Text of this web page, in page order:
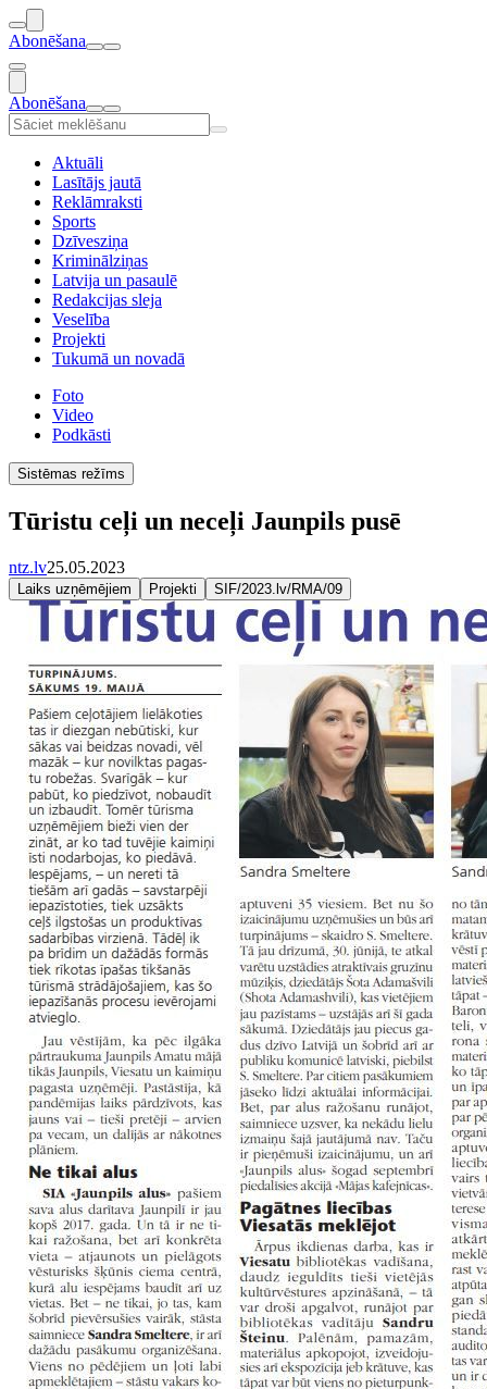
Abonēšana
Abonēšana
Aktuāli
Lasītājs jautā
Reklāmraksti
Sports
Dzīvesziņa
Kriminālziņas
Latvija un pasaulē
Redakcijas sleja
Veselība
Projekti
Tukumā un novadā
Foto
Video
Podkāsti
Sistēmas režīms
Tūristu ceļi un neceļi Jaunpils pusē
ntz.lv25.05.2023
Laiks uzņēmējiem Projekti SIF/2023.lv/RMA/09